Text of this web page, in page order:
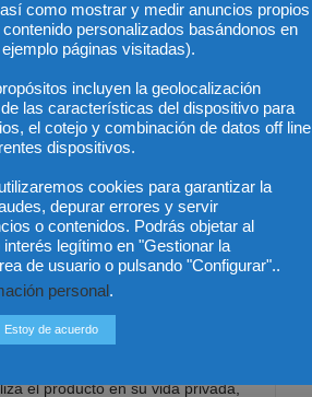
resulte claro, visible y
el producto en su vida privada,
como mostrar y medir anuncios propios
personalizados basándonos en
páginas visitadas).
incluyen la geolocalización
las características del dispositivo para
el cotejo y combinación de datos off line
dispositivos.
cookies para garantizar la
depurar errores y servir
o contenidos. Podrás objetar al
legítimo en "Gestionar la
de usuario o pulsando "Configurar"..
personal .
Estoy de acuerdo